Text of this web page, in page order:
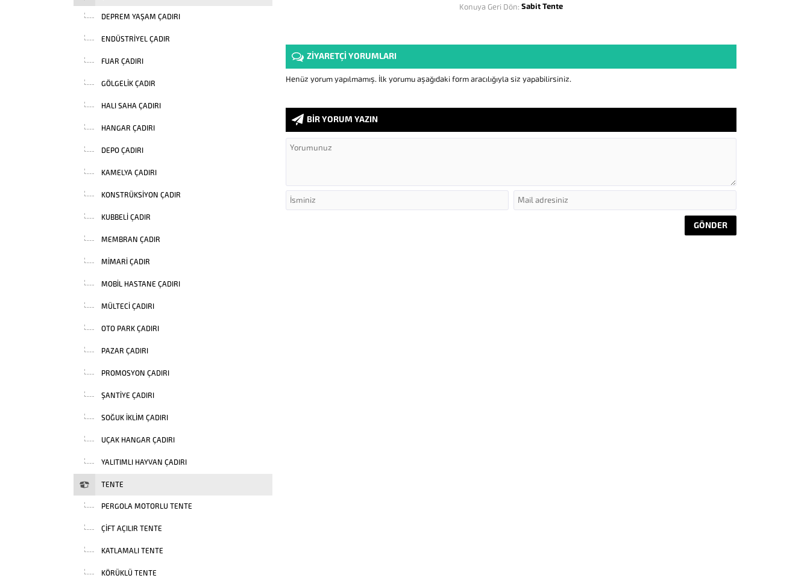
Konuya Geri Dön: Sabit Tente
ZİYARETÇİ YORUMLARI
Henüz yorum yapılmamış. İlk yorumu aşağıdaki form aracılığıyla siz yapabilirsiniz.
BİR YORUM YAZIN
DEPREM YAŞAM ÇADIRI
ENDÜSTRIYEL ÇADIR
FUAR ÇADIRI
GÖLGELIK ÇADIR
HALI SAHA ÇADIRI
HANGAR ÇADIRI
DEPO ÇADIRI
KAMELYA ÇADIRI
KONSTRÜKSIYON ÇADIR
KUBBELI ÇADIR
MEMBRAN ÇADIR
MIMARI ÇADIR
MOBIL HASTANE ÇADIRI
MÜLTECI ÇADIRI
OTO PARK ÇADIRI
PAZAR ÇADIRI
PROMOSYON ÇADIRI
ŞANTIYE ÇADIRI
SOĞUK İKLIM ÇADIRI
UÇAK HANGAR ÇADIRI
YALITIMLI HAYVAN ÇADIRI
TENTE
PERGOLA MOTORLU TENTE
ÇIFT AÇILIR TENTE
KATLAMALI TENTE
KÖRÜKLÜ TENTE